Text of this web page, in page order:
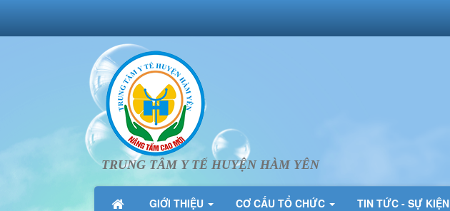
TRUNG TÂM Y TẾ HUYỆN HÀM YÊN
GIỚI THIỆU CƠ CẤU TỔ CHỨC TIN TỨC - SỰ KIỆN